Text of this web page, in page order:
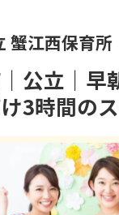
蟹江西保育所
公立｜早
け3時間の